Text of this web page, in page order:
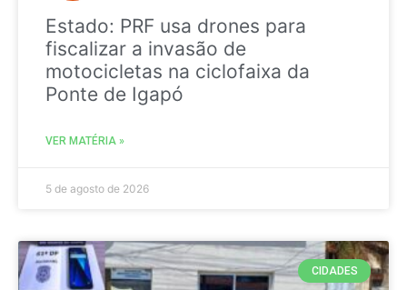
Estado: PRF usa drones para
fiscalizar a invasão de
motocicletas na ciclofaixa da
Ponte de Igapó
VER MATÉRIA »
5 de agosto de 2026
CIDADES